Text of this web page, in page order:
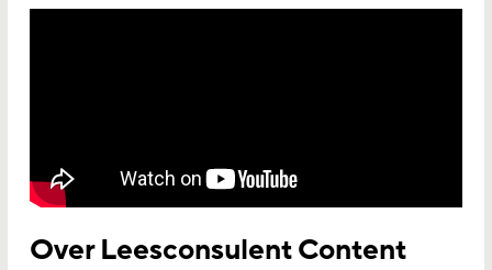
Over Leesconsulent Content